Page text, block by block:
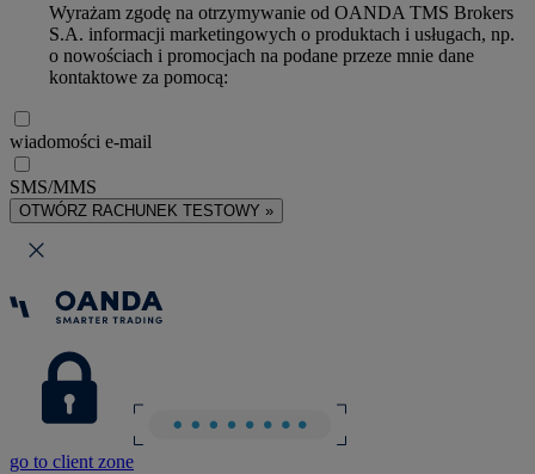
Wyrażam zgodę na otrzymywanie od OANDA TMS Brokers
S.A. informacji marketingowych o produktach i usługach, np.
o nowościach i promocjach na podane przeze mnie dane
kontaktowe za pomocą:
wiadomości e-mail
SMS/MMS
OTWÓRZ RACHUNEK TESTOWY »
go to client zone